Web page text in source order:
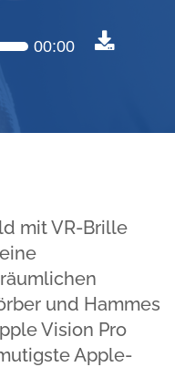
00:00
mit VR-Brille
und Hammes
Vision Pro
Apple-